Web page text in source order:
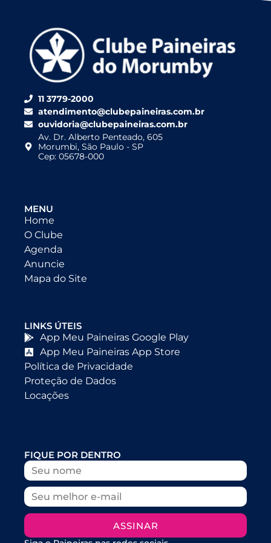
11 3779-2000
atendimento@clubepaineiras.com.br
ouvidoria@clubepaineiras.com.br
Av. Dr. Alberto Penteado, 605
Morumbi, São Paulo - SP
Cep: 05678-000
MENU
Home
O Clube
Agenda
Anuncie
Mapa do Site
LINKS ÚTEIS
App Meu Paineiras Google Play
App Meu Paineiras App Store
Política de Privacidade
Proteção de Dados
Locações
FIQUE POR DENTRO
ASSINAR